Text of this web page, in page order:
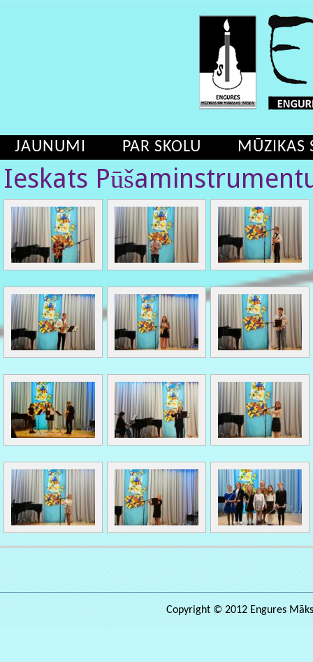
JAUNUMI PAR SKOLU MŪZIKAS
Ieskats
Copyright © 2012 Engures